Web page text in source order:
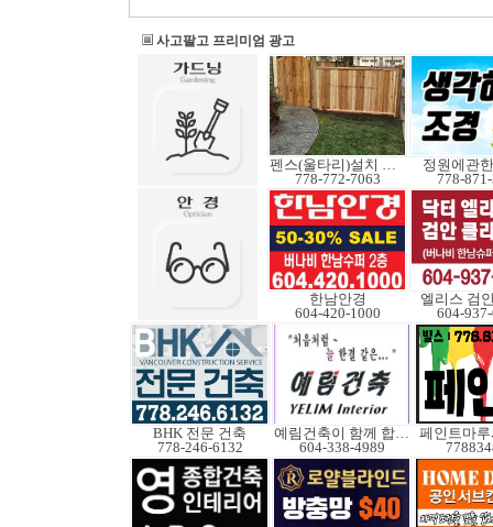
사고팔고 프리미엄 광고
펜스(울타리)설치 수리
778-772-7063
정원에관
778-
한남안경
604-420-1000
엘리스 검
604-
BHK 전문 건축
778-246-6132
예림건축이 함께 합니다
604-338-4989
페인트마